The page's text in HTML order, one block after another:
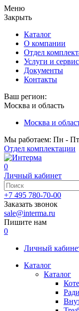
Меню
Закрыть
Каталог
О компании
Отдел
Услуги и сервис
Документы
Контакты
Ваш регион:
Москва и область
Москва и
Мы работаем: Пн -
Отдел комплектации
0
Личный кабинет
+7 495 780-70-00
Заказать звонок
sale@interma.ru
Пишите нам
0
Личный
Каталог
Каталог